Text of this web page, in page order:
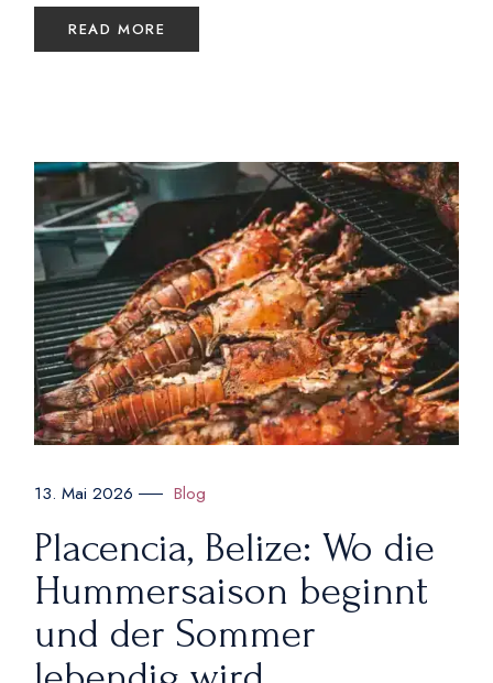
READ MORE
13. Mai 2026 Blog
Placencia, Belize: Wo die
Hummersaison beginnt
und der Sommer